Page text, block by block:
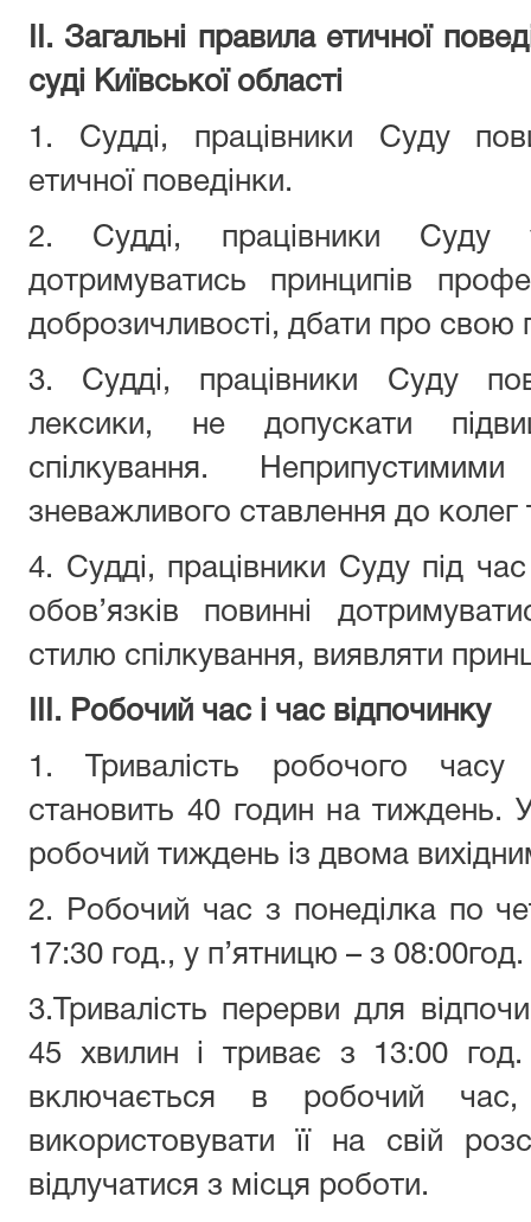
ІІ. Загальні правила етичної
суді Київської області
1. Судді, працівники Суду
етичної поведінки.
2. Судді, працівники Суду
дотримуватись принципів
доброзичливості, дбати про свою
3. Судді, працівники Суду
лексики, не допускати
спілкування.
зневажливого ставлення до колег
4. Судді, працівники Cудупід час
обов’язків повинні
стилю спілкування, виявляти
ІІІ. Робочий час і час відпочинку
1. Тривалість робочого
становить 40 годин натиждень.
робочий тиждень із двома
2.
Робочий час з понеділка по
17:30 год., у п’ятницю – з
3. Тривалість перерви для
45 хвилин і триває з 13:00
включається в робочий
використовувати її на свій
відлучатися з місця роботи.